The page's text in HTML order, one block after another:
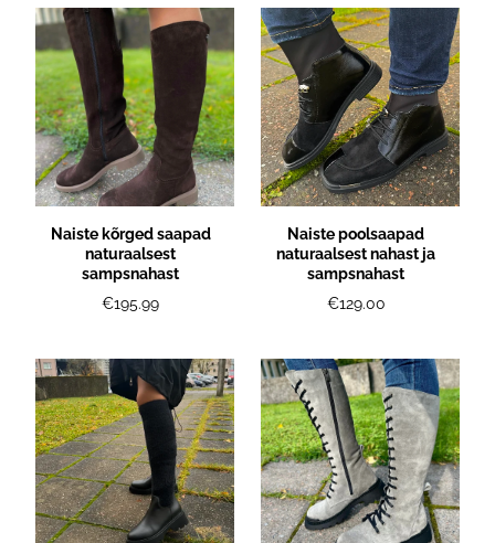
Naiste kõrged saapad
naturaalsest
sampsnahast
€195.99
Naiste poolsaapad
naturaalsest nahast ja
sampsnahast
€129.00